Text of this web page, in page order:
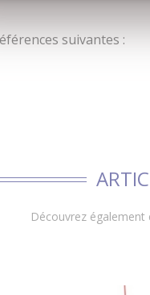
suivantes :
Découvrez